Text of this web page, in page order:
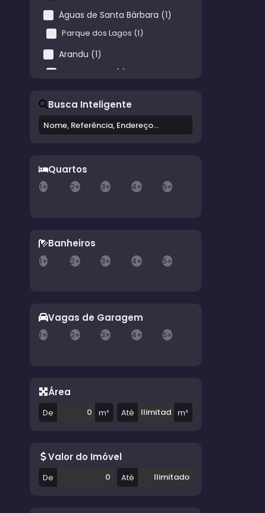
Águas de Santa Bárbara (1)
Parque dos Lagos (1)
Arandu (1)
Praia Morena (1)
Marvulo (1)
Busca Inteligente
Quartos
1+ 2+ 3+ 4+ 5+
Banheiros
1+ 2+ 3+ 4+ 5+
Vagas de Garagem
1+ 2+ 3+ 4+ 5+
Área
De m² Até m²
Valor do Imóvel
De Até